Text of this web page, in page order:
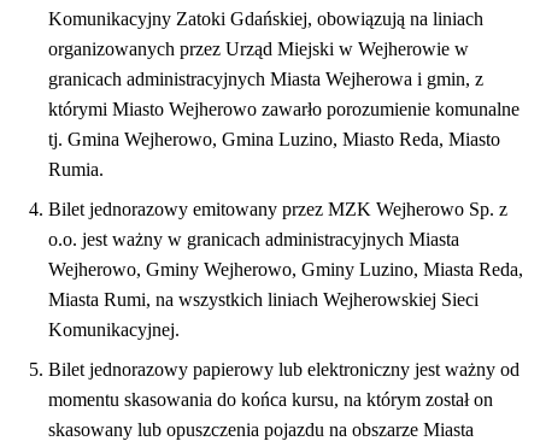
Komunikacyjny Zatoki Gdańskiej, obowiązują na liniach
organizowanych przez Urząd Miejski w Wejherowie w
granicach administracyjnych Miasta Wejherowa i gmin, z
którymi Miasto Wejherowo zawarło porozumienie komunalne
tj. Gmina Wejherowo, Gmina Luzino, Miasto Reda, Miasto
Rumia.
Bilet jednorazowy emitowany przez MZK Wejherowo Sp. z
o.o. jest ważny w granicach administracyjnych Miasta
Wejherowo, Gminy Wejherowo, Gminy Luzino, Miasta Reda,
Miasta Rumi, na wszystkich liniach Wejherowskiej Sieci
Komunikacyjnej.
Bilet jednorazowy papierowy lub elektroniczny jest ważny od
momentu skasowania do końca kursu, na którym został on
skasowany lub opuszczenia pojazdu na obszarze Miasta